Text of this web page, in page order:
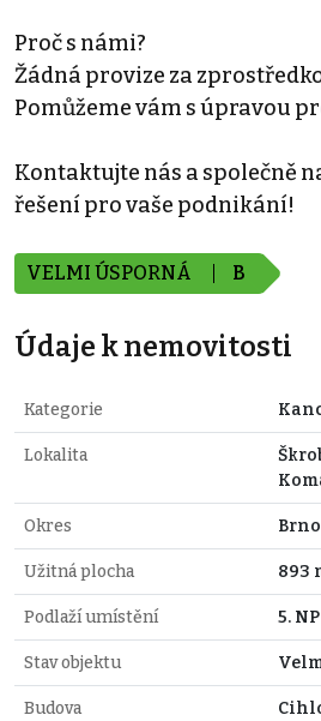
Proč s námi?
Žádná provize za
Pomůžeme vám s úpravou
Kontaktujte nás a společně
řešení pro vaše podnikání!
VELMI ÚSPORNÁ B
Údaje k nemovitosti
Kategorie
Lokalita
Okres
Užitná plocha 893
Podlaží umístění 5. NP
Stav objektu
Budova